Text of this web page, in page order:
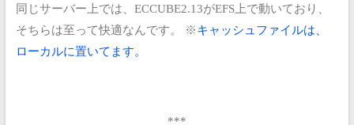
同じサーバー上では、ECCUBE2.13がEFS上で動いており、
そちらは至って快適なんです。
※キャッシュファイルは、
ローカルに置いてます。
***